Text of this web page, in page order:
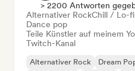
> 2200 Antworten
Alternativer RockChill / Lo-
Dance pop
Teile Künstler auf meinem
Twitch-Kanal
Alternativer Rock Dream